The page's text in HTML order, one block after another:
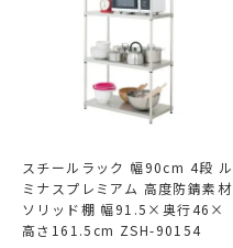
スチールラック 幅90cm 4段 ル
ミナスプレミアム 高度防錆素材
ソリッド棚 幅91.5×奥行46×
高さ161.5cm ZSH-90154